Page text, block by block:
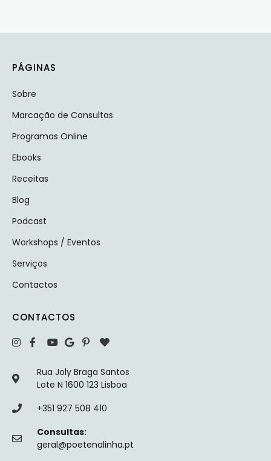
PÁGINAS
Sobre
Marcação de Consultas
Programas Online
Ebooks
Receitas
Blog
Podcast
Workshops / Eventos
Serviços
Contactos
CONTACTOS
Rua Joly Braga Santos
Lote N 1600 123 Lisboa
+351 927 508 410
Consultas:
geral@poetenalinha.pt